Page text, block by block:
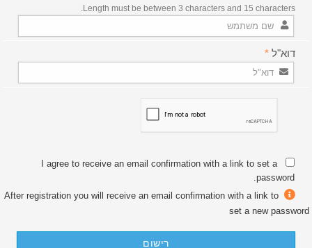
Length must be between 3 characters and 15 characters.
דוא"ל*
I agree to receive an email confirmation with a link to set a
password.
After registration you will receive an email confirmation with a link to
set a new password